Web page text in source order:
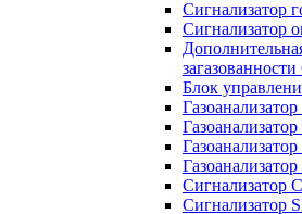
Сигнализатор
Сигнализатор
Блок
Сигнализатор
Сигнализатор